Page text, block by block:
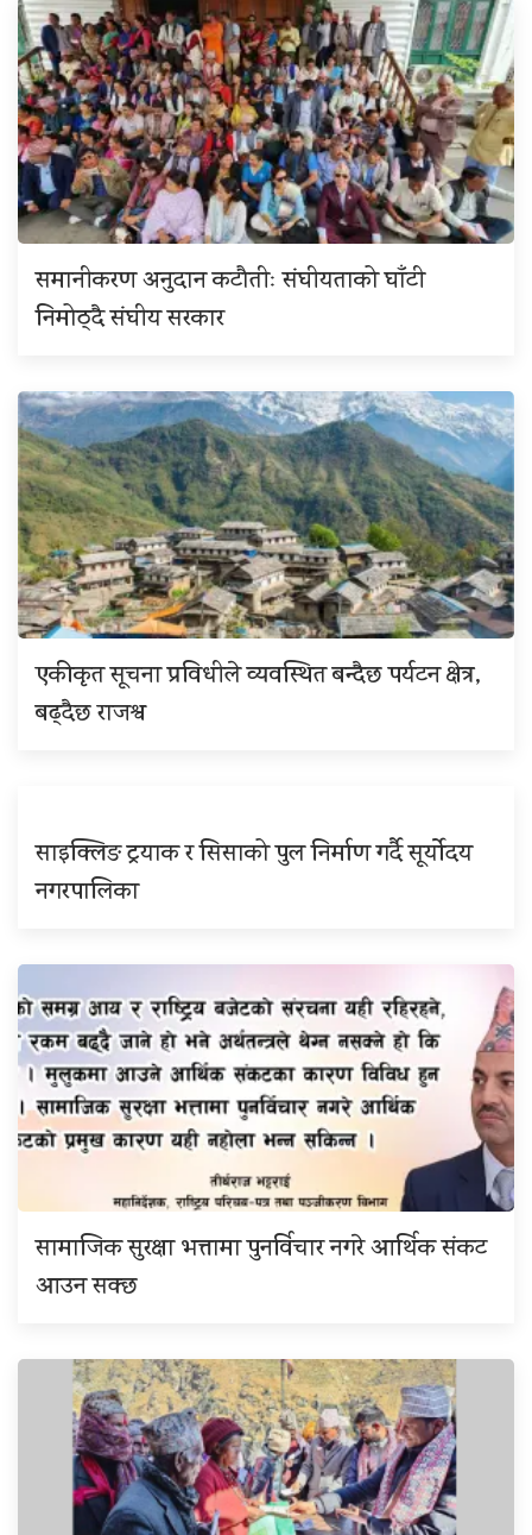
समानीकरण अनुदान कटौतीः संघीयताको घाँटी
निमोठ्दै संघीय सरकार
एकीकृत सूचना प्रविधीले व्यवस्थित बन्दैछ पर्यटन क्षेत्र,
बढ्दैछ राजश्व
साइक्लिङ ट्रयाक र सिसाको पुल निर्माण गर्दै सूर्योदय
नगरपालिका
सामाजिक सुरक्षा भत्तामा पुनर्विचार नगरे आर्थिक संकट
आउन सक्छ